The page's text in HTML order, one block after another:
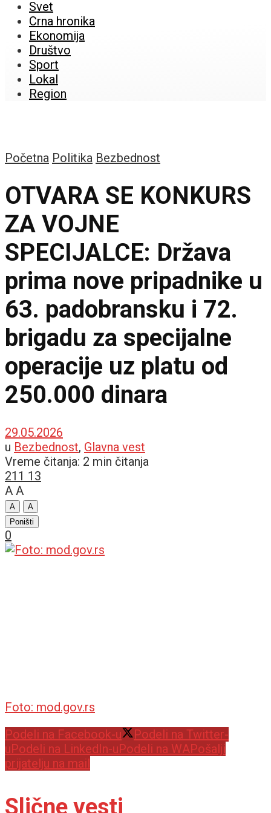
Svet
Crna hronika
Ekonomija
Društvo
Sport
Lokal
Region
Početna Politika Bezbednost
OTVARA SE KONKURS
ZA VOJNE
SPECIJALCE: Država
prima nove pripadnike u
63. padobransku i 72.
brigadu za specijalne
operacije uz platu od
250.000 dinara
29.05.2026
u Bezbednost, Glavna vest
Vreme čitanja: 2 min čitanja
211 13
A A
A
A
Poništi
0
Foto: mod.gov.rs
Podeli na Facebook-u
Podeli na Twitter-
uPodeli na LinkedIn-uPodeli na WAPošalji
prijatelju na mail
Slične vesti